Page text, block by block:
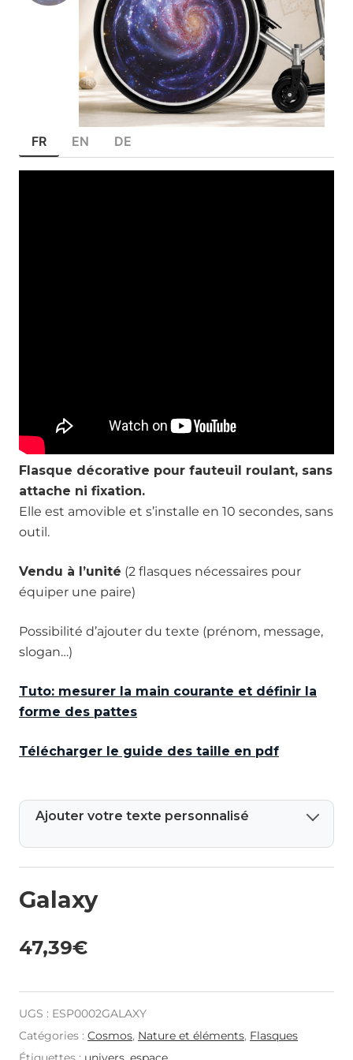
FR EN DE
Flasque décorative pour fauteuil roulant, sans
attache ni fixation.
Elle est amovible et s’installe en 10 secondes, sans
outil.
Vendu à l’unité (2 flasques nécessaires pour
équiper une paire)
Possibilité d’ajouter du texte (prénom, message,
slogan…)
Tuto: mesurer la main courante et définir la
forme des pattes
Télécharger le guide des taille en pdf
Ajouter votre texte personnalisé
Galaxy
47,39€
UGS : ESP0002GALAXY
Catégories : Cosmos, Nature et éléments, Flasques